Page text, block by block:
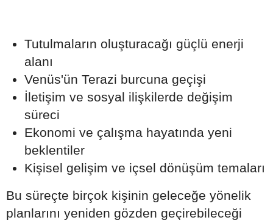
Tutulmaların oluşturacağı güçlü enerji
alanı
Venüs'ün Terazi burcuna geçişi
İletişim ve sosyal ilişkilerde değişim
süreci
Ekonomi ve çalışma hayatında yeni
beklentiler
Kişisel gelişim ve içsel dönüşüm temaları
Bu süreçte birçok kişinin geleceğe yönelik
planlarını yeniden gözden geçirebileceği